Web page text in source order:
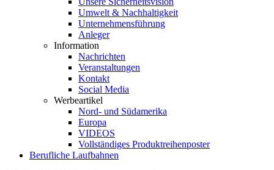
Umwelt & Nachhaltigkeit
Unternehmensführung
Anleger
Information
Nachrichten
Veranstaltungen
Kontakt
Social Media
Werbeartikel
Nord- und Südamerika
Europa
VIDEOS
Vollständiges Produktreihenposter
Berufliche Laufbahnen